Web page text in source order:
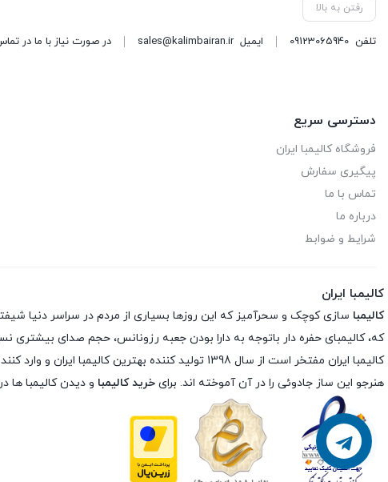
پشتیبانی
رفتن به بالا
تلفن 09123065940 ایمیلsales@kalimbairan.ir در صورت نیاز با ما در
دسترسی سریع
فروشگاه کالیمبا ایران
پیگیری سفارش
تماس با ما
درباره ما
شرایط و ضوابط
کالیمبا ایران
کالیمبا سازی کوچک و سحرآمیز که این روزها بسیاری از مردم در سراسر دنیا شیفته آن
که، کالیمبای حفره دار باتوجه به دارا بودن جعبه رزونانس، حجم صدای بیشتری
کالیمبا ایران مفتخر است از سال 1398 تولید کننده بهترین کالیمبا ایران و وارد کننده مستقیم بهترین برند های دنیا در ایران است و با بررسی تخصصی ساز کالیمبا
هنرجو این ساز جادوئی را در آن آموخته اند. برای خرید کالیمبا و دیدن کالیمبا ها